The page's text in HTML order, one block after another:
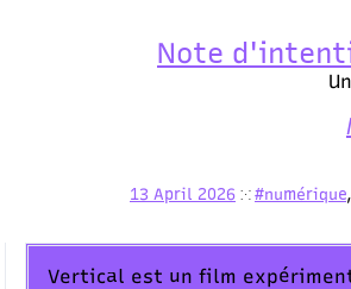
Note
13 April 2026 ⁙ #numérique,
Vertical est un film